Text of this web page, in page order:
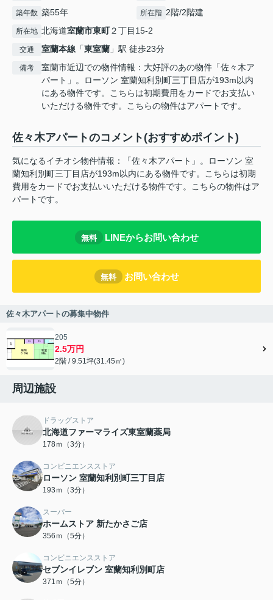
築年数 築55年 所在階 2階/2階建
所在地 北海道室蘭市東町２丁目15-2
交通 室蘭本線 「東室蘭 」駅 徒歩23分
備考
室蘭市近辺での物件情報：大好評のあの物件「佐々木ア
パート」。ローソン 室蘭知利別町三丁目店が193m以内
にある物件です。こちらは初期費用をカードでお支払い
いただける物件です。こちらの物件はアパートです。
佐々木アパートのコメント(おすすめポイント)
気になるイチオシ物件情報：「佐々木アパート」。ローソン 室
蘭知利別町三丁目店が193m以内にある物件です。こちらは初期
費用をカードでお支払いいただける物件です。こちらの物件はア
パートです。
無料 LINEからお問い合わせ
無料 お問い合わせ
佐々木アパートの募集中物件
205
2.5万円
2階 / 9.51坪(31.45㎡)
周辺施設
ドラッグストア
北海道ファーマライズ東室蘭薬局
178ｍ（3分）
コンビニエンスストア
ローソン 室蘭知利別町三丁目店
193ｍ（3分）
スーパー
ホームストア 新たかさご店
356ｍ（5分）
コンビニエンスストア
セブンイレブン 室蘭知利別町店
371ｍ（5分）